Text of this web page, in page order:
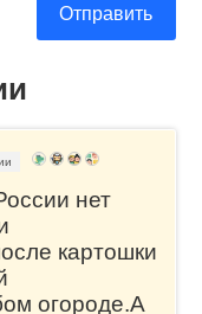
Отправить
нет
картошки
огороде.А